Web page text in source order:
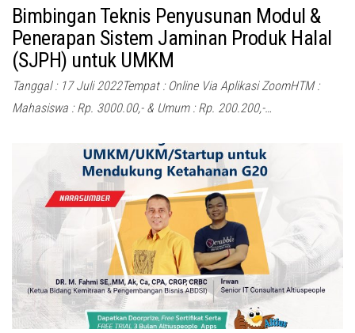
Bimbingan Teknis Penyusunan Modul &
Penerapan Sistem Jaminan Produk Halal
(SJPH) untuk UMKM
Tanggal : 17 Juli 2022Tempat : Online Via Aplikasi ZoomHTM :
Mahasiswa : Rp. 3000.00,- & Umum : Rp. 200.200,-…